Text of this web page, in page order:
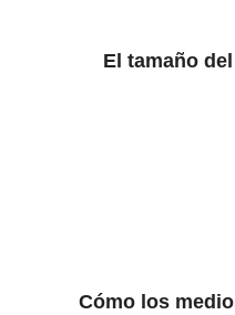
El tamaño
Cómo los